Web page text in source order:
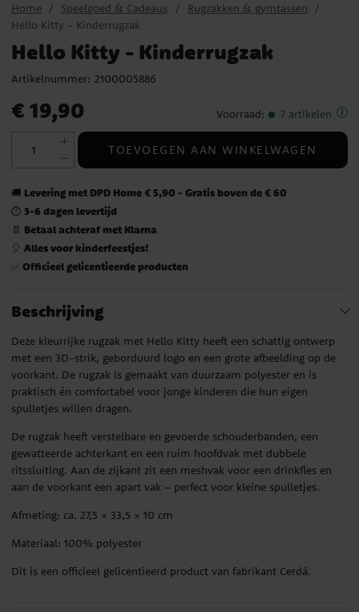
Home Speelgoed & Cadeaus
Rugzakken & gymtassen
Hello Kitty - Kinderrugzak
Hello Kitty - Kinderrugzak
Artikelnummer: 2100005886
Prijs:€ 19,90
€ 19,90 Voorraad: 7 artikelen
TOEVOEGEN AAN WINKELWAGEN
🚚 Levering met DPD Home € 5,90 - Gratis boven de € 60
⏱️ 3-6 dagen levertijd
📄 Betaal achteraf met Klarna
🎈 Alles voor kinderfeestjes!
✅ Officieel gelicentieerde producten
Beschrijving
Deze kleurrijke rugzak met Hello Kitty heeft een schattig ontwerp
met een 3D-strik, geborduurd logo en een grote afbeelding op de
voorkant. De rugzak is gemaakt van duurzaam polyester en is
praktisch én comfortabel voor jonge kinderen die hun eigen
spulletjes willen dragen.
De rugzak heeft verstelbare en gevoerde schouderbanden, een
gewatteerde achterkant en een ruim hoofdvak met dubbele
ritssluiting. Aan de zijkant zit een meshvak voor een drinkfles en
aan de voorkant een apart vak – perfect voor kleine spulletjes.
Afmeting: ca. 27,5 × 33,5 × 10 cm
Materiaal: 100% polyester
Dit is een officieel gelicentieerd product van fabrikant Cerdá.